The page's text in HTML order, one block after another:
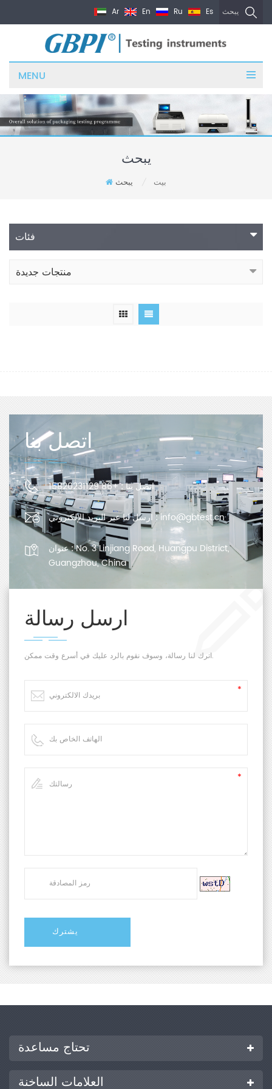
يبحث Ar En Ru Es
MENU
يبحث
بيت يبحث
فئات
منتجات جديدة
اتصل بنا
اتصل بنا :+86 15820231129
ارسل لنا عبر البريد الإلكتروني :info@gbtest.cn
عنوان :No. 3 Linjiang Road, Huangpu District,
Guangzhou, China
ارسل رسالة
اترك لنا رسالة، وسوف نقوم بالرد عليك في أسرع وقت ممكن.
تحتاج مساعدة
العلامات الساخنة